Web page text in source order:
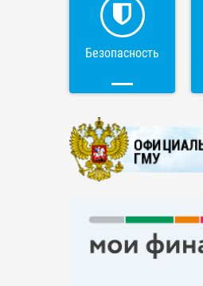
Безопасность